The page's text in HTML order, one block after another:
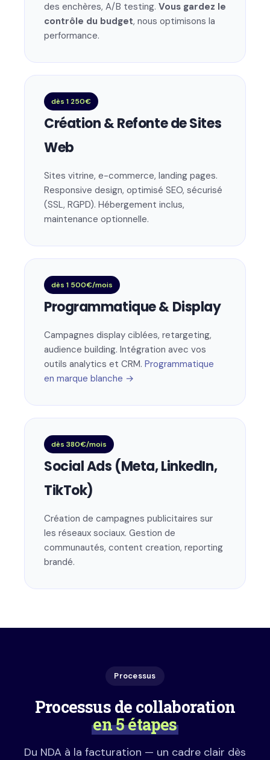
des enchères, A/B testing. Vous gardez le
contrôle du budget, nous optimisons la
performance.
Création & Refonte de Sites
Web
dès 1 250€
Sites vitrine, e-commerce, landing pages.
Responsive design, optimisé SEO, sécurisé
(SSL, RGPD). Hébergement inclus,
maintenance optionnelle.
Programmatique & Display
dès 1 500€/mois
Campagnes display ciblées, retargeting,
audience building. Intégration avec vos
outils analytics et CRM. Programmatique
en marque blanche →
Social Ads (Meta, LinkedIn,
TikTok)
dès 380€/mois
Création de campagnes publicitaires sur
les réseaux sociaux. Gestion de
communautés, content creation, reporting
brandé.
Processus
Processus de collaboration
en 5 étapes
Du NDA à la facturation — un cadre clair dès